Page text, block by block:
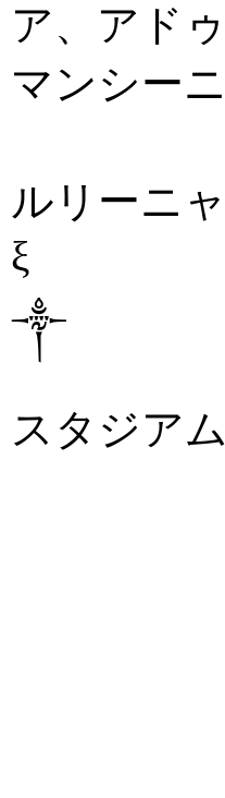
ア、アド
マンシー
ルリーニ
ξ
༒
スタジア